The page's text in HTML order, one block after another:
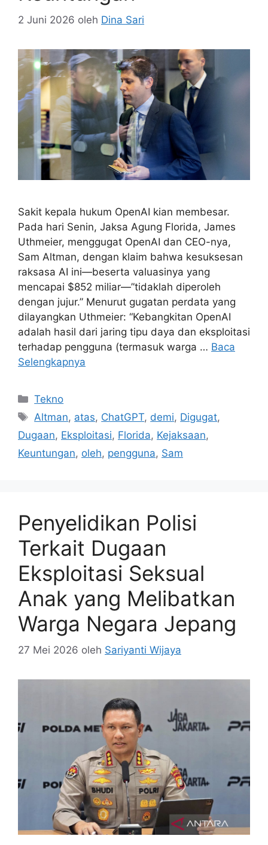
2 Juni 2026 oleh Dina Sari
Sakit kepala hukum OpenAI kian membesar.
Pada hari Senin, Jaksa Agung Florida, James
Uthmeier, menggugat OpenAI dan CEO-nya,
Sam Altman, dengan klaim bahwa kesuksesan
raksasa AI ini—beserta valuasinya yang
mencapai $852 miliar—”tidaklah diperoleh
dengan jujur.” Menurut gugatan perdata yang
dilayangkan Uthmeier: “Kebangkitan OpenAI
adalah hasil dari jaring tipu daya dan eksploitasi
terhadap pengguna (termasuk warga … Baca
Selengkapnya
Kategori
Tekno
Tag
Altman, atas, ChatGPT, demi, Digugat,
Dugaan, Eksploitasi, Florida, Kejaksaan,
Keuntungan, oleh, pengguna, Sam
Penyelidikan Polisi
Terkait Dugaan
Eksploitasi Seksual
Anak yang Melibatkan
Warga Negara Jepang
27 Mei 2026 oleh Sariyanti Wijaya